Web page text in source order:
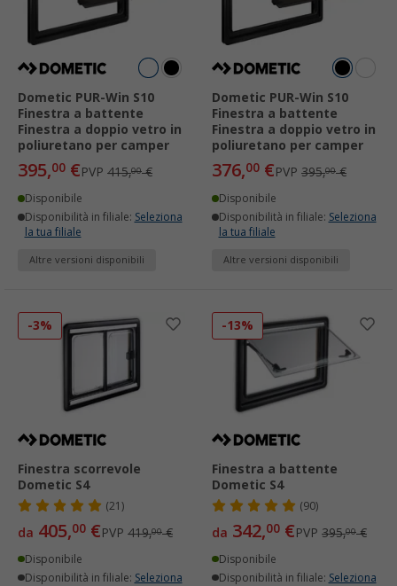
Dometic PUR-Win S10
Finestra a battente
Finestra a doppio vetro in
poliuretano per camper
395,00 €PVP 415,00€
Disponibile
Disponibilità in filiale: Seleziona
la tua filiale
Altre versioni disponibili
Dometic PUR-Win S10
Finestra a battente
Finestra a doppio vetro in
poliuretano per camper
376,00 €PVP 395,00€
Disponibile
Disponibilità in filiale: Seleziona
la tua filiale
Altre versioni disponibili
-3%
Finestra scorrevole
Dometic S4
(21)
da 405,00 €PVP 419,00€
Disponibile
Disponibilità in filiale: Seleziona
-13%
Finestra a battente
Dometic S4
(90)
da 342,00 €PVP 395,00€
Disponibile
Disponibilità in filiale: Seleziona